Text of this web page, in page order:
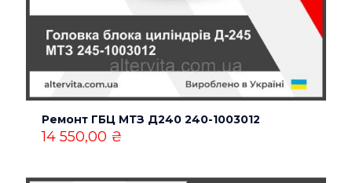
Назва*
Ремонт ГБЦ МТЗ Д240 240-1003012
14 550,00 ₴